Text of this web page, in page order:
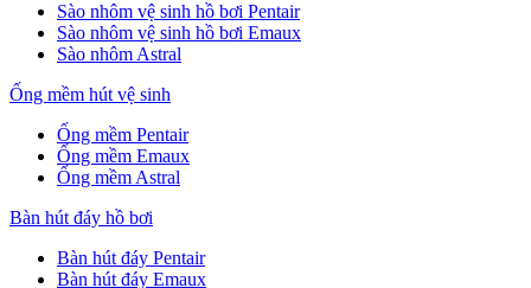
Sào nhôm vệ sinh hồ bơi Pentair
Sào nhôm vệ sinh hồ bơi Emaux
Sào nhôm Astral
Ống mềm hút vệ sinh
Ống mềm Pentair
Ống mềm Emaux
Ống mềm Astral
Bàn hút đáy hồ bơi
Bàn hút đáy Pentair
Bàn hút đáy Emaux